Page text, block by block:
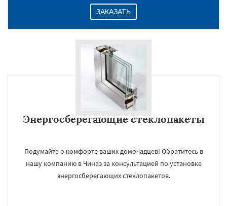
ЗАКАЗАТЬ
Энергосберегающие стеклопакеты
Подумайте о комфорте ваших домочадцев! Обратитесь в
нашу компанию в Чиназ за консультацией по установке
энергосберегающих стеклопакетов.